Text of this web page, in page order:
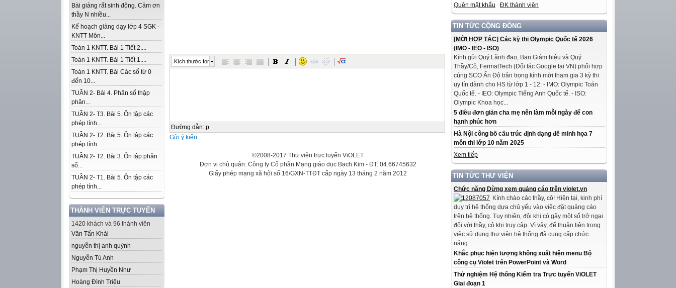
Bài giảng rất sinh động. Cảm ơn
thầy N nhiều...
Kế hoạch giảng dạy lớp 4 SGK -
KNTT Môn...
Toán 1 KNTT. Bài 1 Tiết 2....
Toán 1 KNTT. Bài 1 Tiết 1....
Toán 1 KNTT. Bài Các số từ 0
đến 10...
TUẦN 2- Bài 4. Phân số thập
phân...
TUẦN 2- T3. Bài 5. Ôn tập các
phép tính...
TUẦN 2- T2. Bài 5. Ôn tập các
phép tính...
TUẦN 2- T2. Bài 3. Ôn tập phân
số...
TUẦN 2- T1. Bài 5. Ôn tập các
phép tính...
THÀNH VIÊN TRỰC TUYẾN
1420 khách và 96 thành viên
Văn Tấn Khải
nguyễn thị anh quỳnh
Nguyễn Tú Anh
Phạm Thị Huyền Như
Hoàng Đình Triệu
Quên mật khẩu ĐK thành viên
TIN TỨC CỘNG ĐỒNG
[MỜI HỢP TÁC] Các kỳ thi Olympic Quốc tế 2026
(IMO - IEO - ISO)
Kính gửi Quý Lãnh đạo, Ban Giám hiệu và Quý
Thầy/Cô, FermatTech (Đối tác Google tại VN) phối hợp
cùng SCO Ấn Độ trân trọng kính mời tham gia 3 kỳ thi
uy tín dành cho HS từ lớp 1 - 12: - IMO: Olympic Toán
Quốc tế. - IEO: Olympic Tiếng Anh Quốc tế. - ISO:
Olympic Khoa học...
5 điều đơn giản cha mẹ nên làm mỗi ngày để con
hạnh phúc hơn
Hà Nội công bố cấu trúc định dạng đề minh họa 7
môn thi lớp 10 năm 2025
Xem tiếp
TIN TỨC THƯ VIỆN
Chức năng Dừng xem quảng cáo trên violet.vn
Kính chào các thầy, cô! Hiện tại, kinh phí
duy trì hệ thống dựa chủ yếu vào việc đặt quảng cáo
trên hệ thống. Tuy nhiên, đôi khi có gây một số trở ngại
đối với thầy, cô khi truy cập. Vì vậy, để thuận tiện trong
việc sử dụng thư viện hệ thống đã cung cấp chức
năng...
Khắc phục hiện tượng không xuất hiện menu Bộ
công cụ Violet trên PowerPoint và Word
Thử nghiệm Hệ thống Kiểm tra Trực tuyến ViOLET
Giai đoạn 1
Kích thước font
Đường dẫn: p
Gửi ý kiến
©2008-2017 Thư viện trực tuyến ViOLET
Đơn vị chủ quản: Công ty Cổ phần Mạng giáo dục Bạch Kim - ĐT: 04.66745632
Giấy phép mạng xã hội số 16/GXN-TTĐT cấp ngày 13 tháng 2 năm 2012